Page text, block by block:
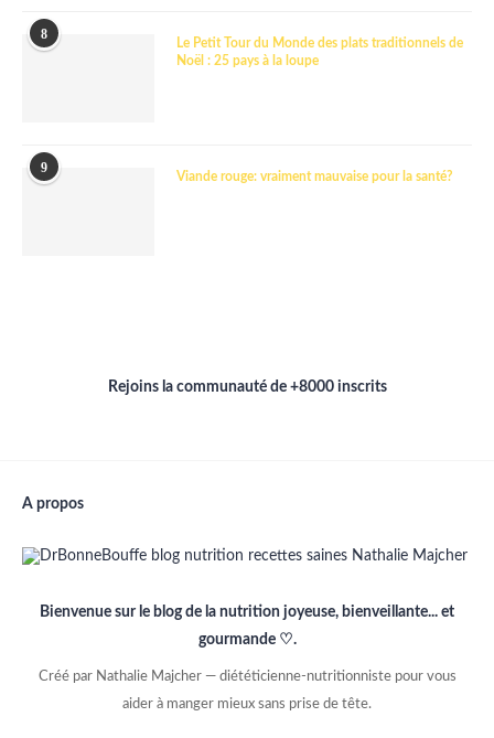
8
Le Petit Tour du Monde des plats traditionnels de
Noël : 25 pays à la loupe
9
Viande rouge: vraiment mauvaise pour la santé?
Rejoins la communauté de +8000 inscrits
A propos
Bienvenue sur le blog de la nutrition joyeuse, bienveillante... et
gourmande ♡.
Créé par Nathalie Majcher — diététicienne-nutritionniste pour vous
aider à manger mieux sans prise de tête.